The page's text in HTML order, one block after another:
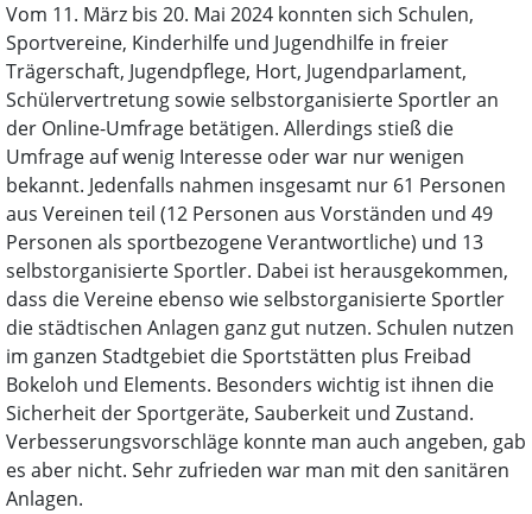
Vom 11. März bis 20. Mai 2024 konnten sich Schulen,
Sportvereine, Kinderhilfe und Jugendhilfe in freier
Trägerschaft, Jugendpflege, Hort, Jugendparlament,
Schülervertretung sowie selbstorganisierte Sportler an
der Online-Umfrage betätigen. Allerdings stieß die
Umfrage auf wenig Interesse oder war nur wenigen
bekannt. Jedenfalls nahmen insgesamt nur 61 Personen
aus Vereinen teil (12 Personen aus Vorständen und 49
Personen als sportbezogene Verantwortliche) und 13
selbstorganisierte Sportler. Dabei ist herausgekommen,
dass die Vereine ebenso wie selbstorganisierte Sportler
die städtischen Anlagen ganz gut nutzen. Schulen nutzen
im ganzen Stadtgebiet die Sportstätten plus Freibad
Bokeloh und Elements. Besonders wichtig ist ihnen die
Sicherheit der Sportgeräte, Sauberkeit und Zustand.
Verbesserungsvorschläge konnte man auch angeben, gab
es aber nicht. Sehr zufrieden war man mit den sanitären
Anlagen.